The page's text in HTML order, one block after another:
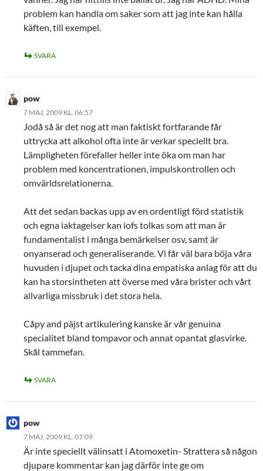
problem kan handla om saker som att jag inte kan hålla
käften, till exempel.
SVARA
pow
7 MAJ, 2009 KL. 06:57
Jodå så är det nog att man faktiskt fortfarande får
uttrycka att alkohol ofta inte är verkar speciellt bra.
Lämpligheten förefaller heller inte öka om man har
problem med koncentrationen, impulskontrollen och
omvärldsrelationerna.
Att det sedan backas upp av en ordentligt förd statistik
och egna iaktagelser kan iofs tolkas som att man är
fundamentalist i många bemärkelser osv, samt är
onyanserad och generaliserande. Vi får väl bara böja våra
huvuden i djupet och tacka dina empatiska anlag för att du
kan ha storsintheten att överse med våra brister och vårt
allvarliga missbruk i det stora hela.
Cåpy and päjst artikulering kanske är vår genuina
specialitet bland tompavor och annat opantat glasvirke.
Skål tammefan.
SVARA
pow
7 MAJ, 2009 KL. 07:09
Är inte speciellt välinsatt i Atomoxetin- Strattera så någon
djupare kommentar kan jag därför inte ge om